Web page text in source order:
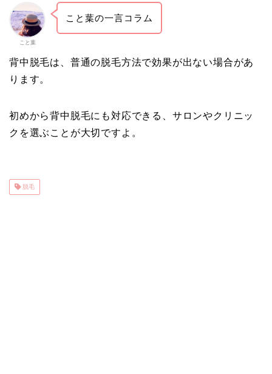
こと葉
こと葉の一言コラム
背中脱毛は、普通の脱毛方法で効果が出ない場合があ
ります。
初めから背中脱毛にも対応できる、サロンやクリニッ
クを選ぶことが大切ですよ。
脱毛